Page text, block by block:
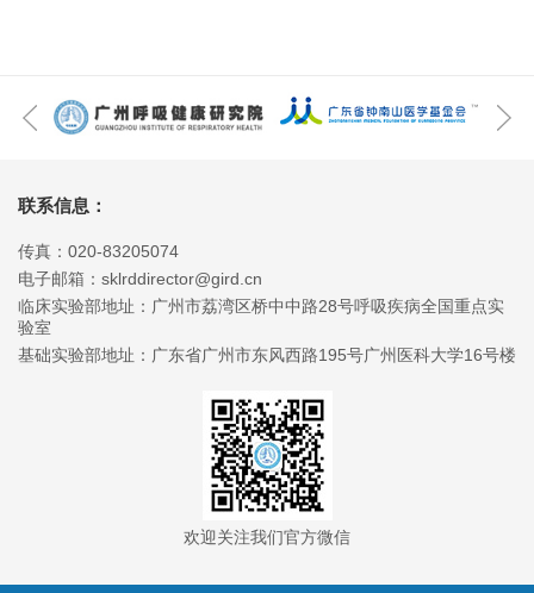
联系信息：
传真：020-83205074
电子邮箱：sklrddirector@gird.cn
临床实验部地址：广州市荔湾区桥中中路28号呼吸疾病全国重点实
验室
基础实验部地址：广东省广州市东风西路195号广州医科大学16号楼
欢迎关注我们官方微信